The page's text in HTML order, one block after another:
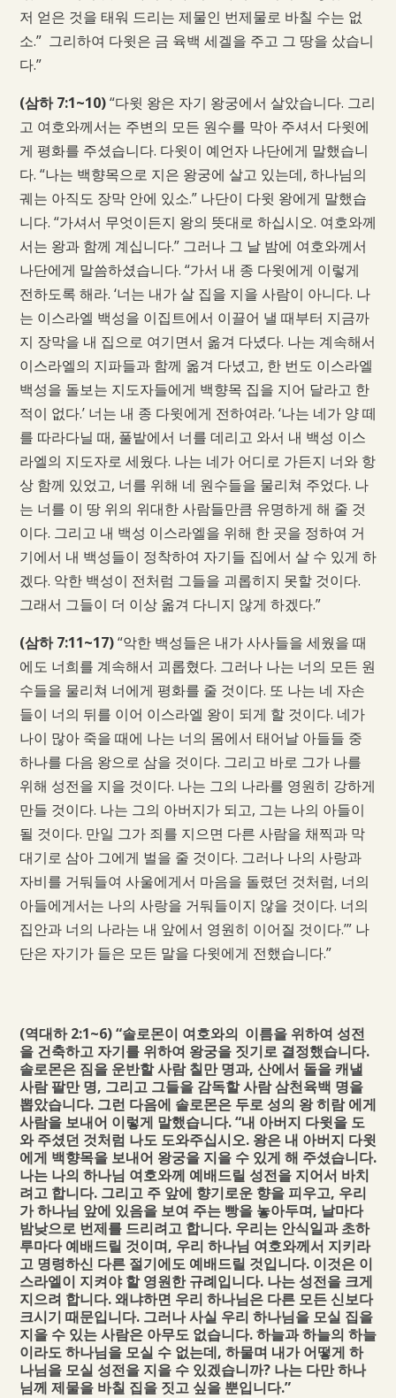
저 얻은 것을 태워 드리는 제물인 번제물로 바칠 수는 없
소.” 그리하여 다윗은 금 육백 세겔을 주고 그 땅을 샀습니
다.”
(삼하 7:1~10)“다윗 왕은 자기 왕궁에서 살았습니다. 그리
고 여호와께서는 주변의 모든 원수를 막아 주셔서 다윗에
게 평화를 주셨습니다. 다윗이 예언자 나단에게 말했습니
다. “나는 백향목으로 지은 왕궁에 살고 있는데, 하나님의
궤는 아직도 장막 안에 있소.” 나단이 다윗 왕에게 말했습
니다. “가셔서 무엇이든지 왕의 뜻대로 하십시오. 여호와께
서는 왕과 함께 계십니다.” 그러나 그 날 밤에 여호와께서
나단에게 말씀하셨습니다. “가서 내 종 다윗에게 이렇게
전하도록 해라. ‘너는 내가 살 집을 지을 사람이 아니다. 나
는 이스라엘 백성을 이집트에서 이끌어 낼 때부터 지금까
지 장막을 내 집으로 여기면서 옮겨 다녔다. 나는 계속해서
이스라엘의 지파들과 함께 옮겨 다녔고, 한 번도 이스라엘
백성을 돌보는 지도자들에게 백향목 집을 지어 달라고 한
적이 없다.’ 너는 내 종 다윗에게 전하여라. ‘나는 네가 양 떼
를 따라다닐 때, 풀밭에서 너를 데리고 와서 내 백성 이스
라엘의 지도자로 세웠다. 나는 네가 어디로 가든지 너와 항
상 함께 있었고, 너를 위해 네 원수들을 물리쳐 주었다. 나
는 너를 이 땅 위의 위대한 사람들만큼 유명하게 해 줄 것
이다. 그리고 내 백성 이스라엘을 위해 한 곳을 정하여 거
기에서 내 백성들이 정착하여 자기들 집에서 살 수 있게 하
겠다. 악한 백성이 전처럼 그들을 괴롭히지 못할 것이다.
그래서 그들이 더 이상 옮겨 다니지 않게 하겠다.”
(삼하 7:11~17)“악한 백성들은 내가 사사들을 세웠을 때
에도 너희를 계속해서 괴롭혔다. 그러나 나는 너의 모든 원
수들을 물리쳐 너에게 평화를 줄 것이다. 또 나는 네 자손
들이 너의 뒤를 이어 이스라엘 왕이 되게 할 것이다. 네가
나이 많아 죽을 때에 나는 너의 몸에서 태어날 아들들 중
하나를 다음 왕으로 삼을 것이다. 그리고 바로 그가 나를
위해 성전을 지을 것이다. 나는 그의 나라를 영원히 강하게
만들 것이다. 나는 그의 아버지가 되고, 그는 나의 아들이
될 것이다. 만일 그가 죄를 지으면 다른 사람을 채찍과 막
대기로 삼아 그에게 벌을 줄 것이다. 그러나 나의 사랑과
자비를 거둬들여 사울에게서 마음을 돌렸던 것처럼, 너의
아들에게서는 나의 사랑을 거둬들이지 않을 것이다. 너의
집안과 너의 나라는 내 앞에서 영원히 이어질 것이다.’” 나
단은 자기가 들은 모든 말을 다윗에게 전했습니다.”
(역대하 2:1~6)“솔로몬이 여호와의 이름을 위하여 성전
을 건축하고 자기를 위하여 왕궁을 짓기로 결정했습니다.
솔로몬은 짐을 운반할 사람 칠만 명과, 산에서 돌을 캐낼
사람 팔만 명, 그리고 그들을 감독할 사람 삼천육백 명을
뽑았습니다. 그런 다음에 솔로몬은 두로 성의 왕 히람 에게
사람을 보내어 이렇게 말했습니다. “내 아버지 다윗을 도
와 주셨던 것처럼 나도 도와주십시오. 왕은 내 아버지 다윗
에게 백향목을 보내어 왕궁을 지을 수 있게 해 주셨습니다.
나는 나의 하나님 여호와께 예배드릴 성전을 지어서 바치
려고 합니다. 그리고 주 앞에 향기로운 향을 피우고, 우리
가 하나님 앞에 있음을 보여 주는 빵을 놓아두며, 날마다
밤낮으로 번제를 드리려고 합니다. 우리는 안식일과 초하
루마다 예배드릴 것이며, 우리 하나님 여호와께서 지키라
고 명령하신 다른 절기에도 예배드릴 것입니다. 이것은 이
스라엘이 지켜야 할 영원한 규례입니다. 나는 성전을 크게
지으려 합니다. 왜냐하면 우리 하나님은 다른 모든 신보다
크시기 때문입니다. 그러나 사실 우리 하나님을 모실 집을
지을 수 있는 사람은 아무도 없습니다. 하늘과 하늘의 하늘
이라도 하나님을 모실 수 없는데, 하물며 내가 어떻게 하
나님을 모실 성전을 지을 수 있겠습니까? 나는 다만 하나
님께 제물을 바칠 집을 짓고 싶을 뿐입니다.”